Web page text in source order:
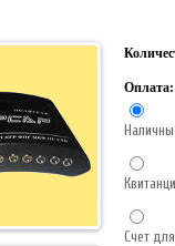
Оплата:
Счет